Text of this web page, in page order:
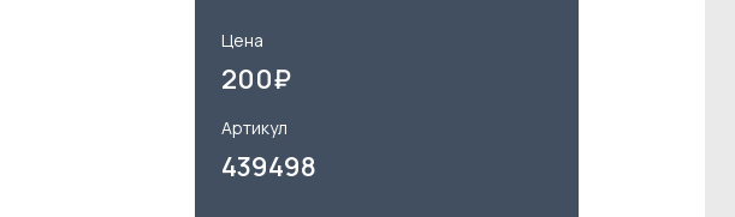
Цена
200₽
Артикул
439498